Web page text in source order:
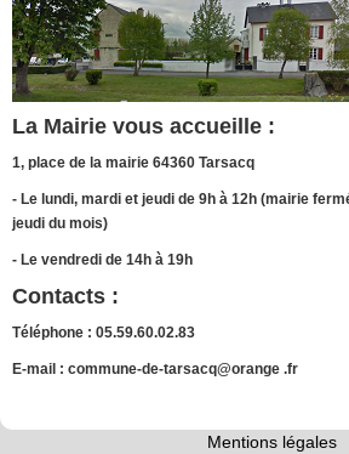
La Mairie vous accueille :
1, place de la mairie 64360 Tarsacq
- Le lundi, mardi et jeudi de 9h à 12h (mairie
jeudi du mois)
- Le vendredi de 14h à 19h
Contacts :
Téléphone : 05.59.60.02.83
E-mail : commune-de-tarsacq@orange .fr
Mentions légales